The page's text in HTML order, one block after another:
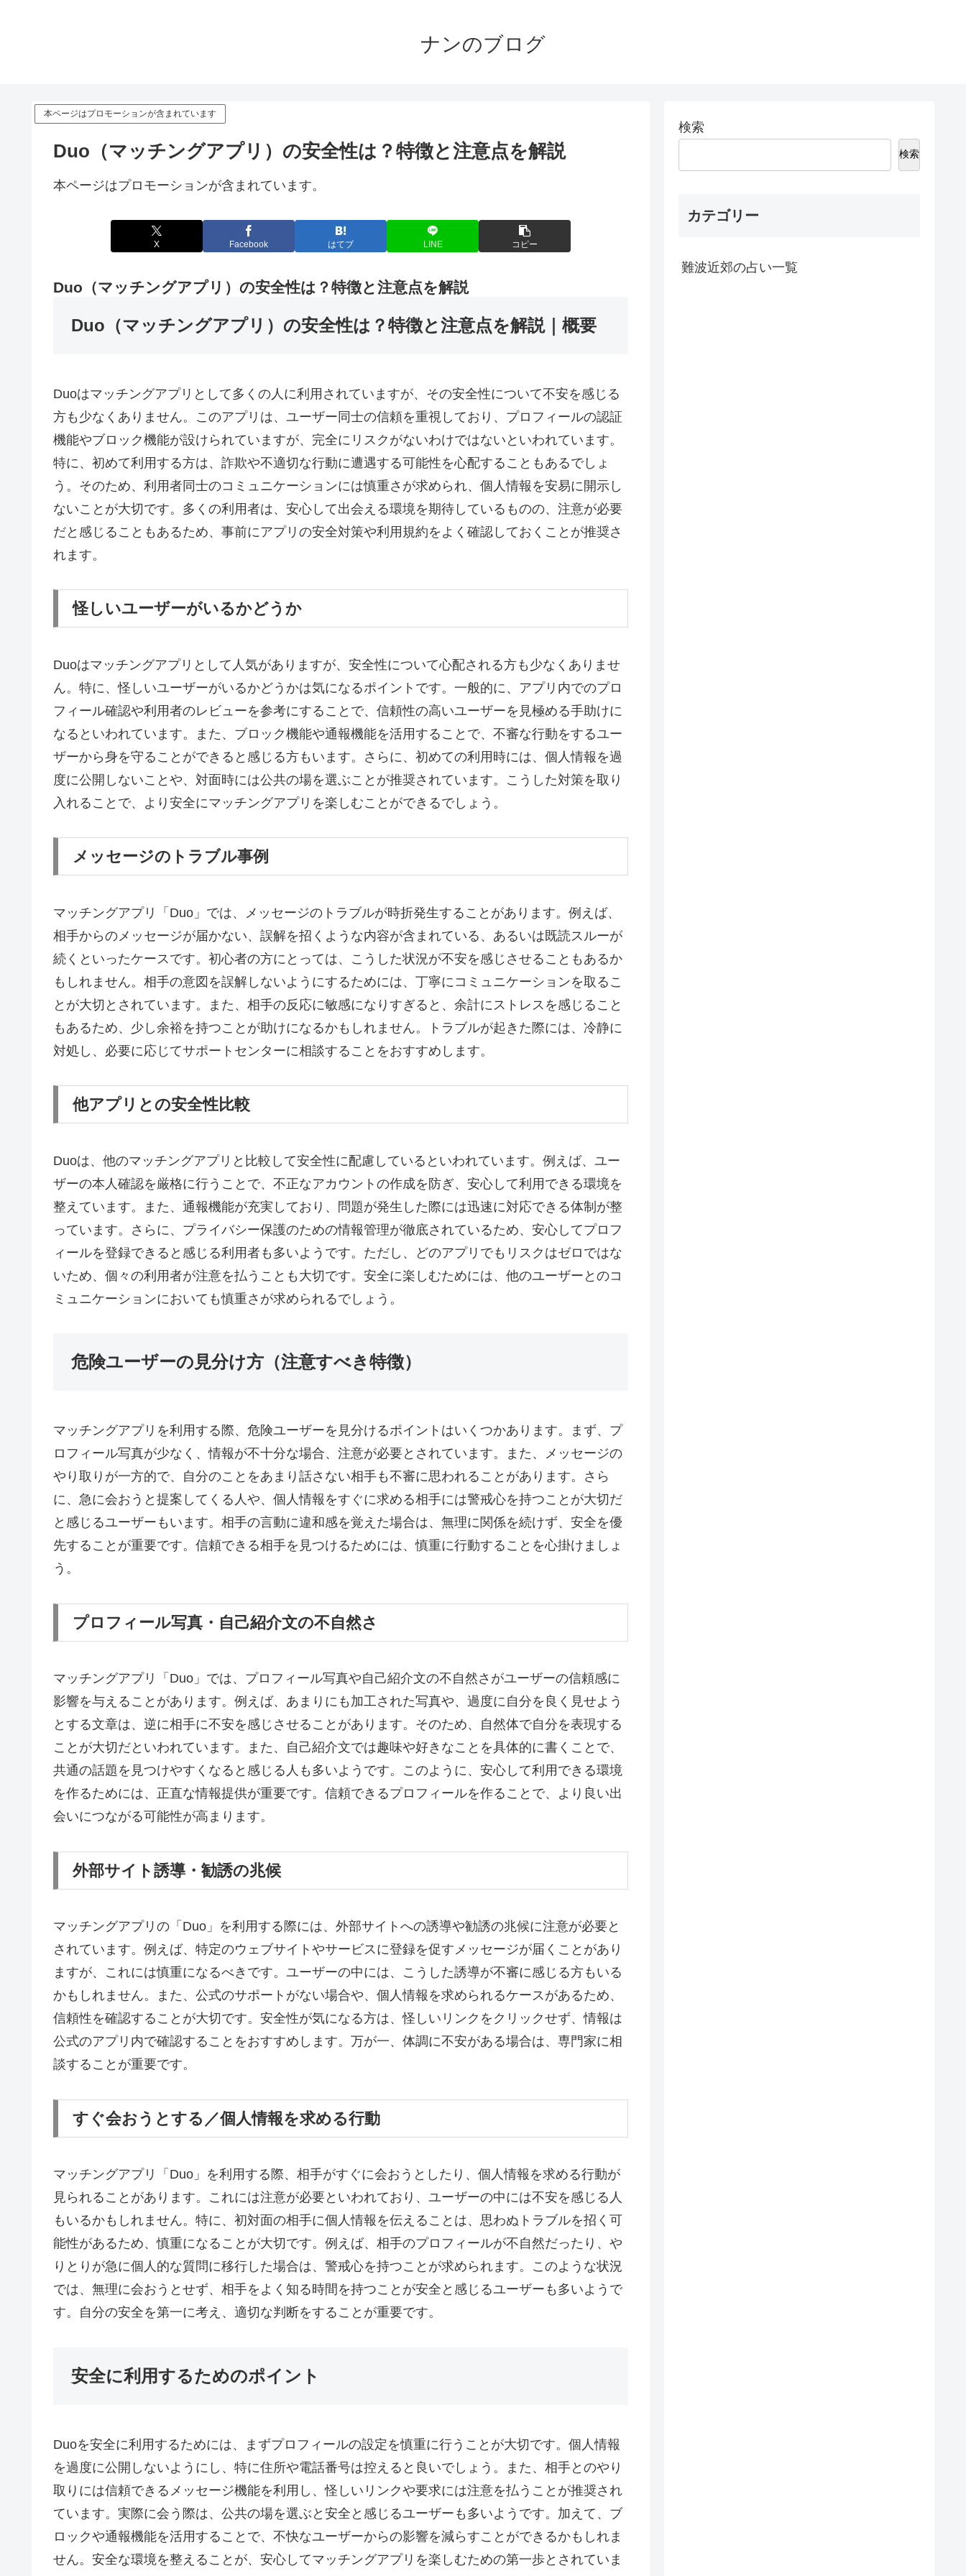
ナンのブログ
本ページはプロモーションが含まれています
Duo（マッチングアプリ）の安全性は？特徴と注意点を解説
本ページはプロモーションが含まれています。
X Facebook はてブ LINE コピー
Duo（マッチングアプリ）の安全性は？特徴と注意点を解説
Duo（マッチングアプリ）の安全性は？特徴と注意点を解説｜概要
Duoはマッチングアプリとして多くの人に利用されていますが、その安全性について不安を感じる
方も少なくありません。このアプリは、ユーザー同士の信頼を重視しており、プロフィールの認証
機能やブロック機能が設けられていますが、完全にリスクがないわけではないといわれています。
特に、初めて利用する方は、詐欺や不適切な行動に遭遇する可能性を心配することもあるでしょ
う。そのため、利用者同士のコミュニケーションには慎重さが求められ、個人情報を安易に開示し
ないことが大切です。多くの利用者は、安心して出会える環境を期待しているものの、注意が必要
だと感じることもあるため、事前にアプリの安全対策や利用規約をよく確認しておくことが推奨さ
れます。
怪しいユーザーがいるかどうか
Duoはマッチングアプリとして人気がありますが、安全性について心配される方も少なくありませ
ん。特に、怪しいユーザーがいるかどうかは気になるポイントです。一般的に、アプリ内でのプロ
フィール確認や利用者のレビューを参考にすることで、信頼性の高いユーザーを見極める手助けに
なるといわれています。また、ブロック機能や通報機能を活用することで、不審な行動をするユー
ザーから身を守ることができると感じる方もいます。さらに、初めての利用時には、個人情報を過
度に公開しないことや、対面時には公共の場を選ぶことが推奨されています。こうした対策を取り
入れることで、より安全にマッチングアプリを楽しむことができるでしょう。
メッセージのトラブル事例
マッチングアプリ「Duo」では、メッセージのトラブルが時折発生することがあります。例えば、
相手からのメッセージが届かない、誤解を招くような内容が含まれている、あるいは既読スルーが
続くといったケースです。初心者の方にとっては、こうした状況が不安を感じさせることもあるか
もしれません。相手の意図を誤解しないようにするためには、丁寧にコミュニケーションを取るこ
とが大切とされています。また、相手の反応に敏感になりすぎると、余計にストレスを感じること
もあるため、少し余裕を持つことが助けになるかもしれません。トラブルが起きた際には、冷静に
対処し、必要に応じてサポートセンターに相談することをおすすめします。
他アプリとの安全性比較
Duoは、他のマッチングアプリと比較して安全性に配慮しているといわれています。例えば、ユー
ザーの本人確認を厳格に行うことで、不正なアカウントの作成を防ぎ、安心して利用できる環境を
整えています。また、通報機能が充実しており、問題が発生した際には迅速に対応できる体制が整
っています。さらに、プライバシー保護のための情報管理が徹底されているため、安心してプロフ
ィールを登録できると感じる利用者も多いようです。ただし、どのアプリでもリスクはゼロではな
いため、個々の利用者が注意を払うことも大切です。安全に楽しむためには、他のユーザーとのコ
ミュニケーションにおいても慎重さが求められるでしょう。
危険ユーザーの見分け方（注意すべき特徴）
マッチングアプリを利用する際、危険ユーザーを見分けるポイントはいくつかあります。まず、プ
ロフィール写真が少なく、情報が不十分な場合、注意が必要とされています。また、メッセージの
やり取りが一方的で、自分のことをあまり話さない相手も不審に思われることがあります。さら
に、急に会おうと提案してくる人や、個人情報をすぐに求める相手には警戒心を持つことが大切だ
と感じるユーザーもいます。相手の言動に違和感を覚えた場合は、無理に関係を続けず、安全を優
先することが重要です。信頼できる相手を見つけるためには、慎重に行動することを心掛けましょ
う。
プロフィール写真・自己紹介文の不自然さ
マッチングアプリ「Duo」では、プロフィール写真や自己紹介文の不自然さがユーザーの信頼感に
影響を与えることがあります。例えば、あまりにも加工された写真や、過度に自分を良く見せよう
とする文章は、逆に相手に不安を感じさせることがあります。そのため、自然体で自分を表現する
ことが大切だといわれています。また、自己紹介文では趣味や好きなことを具体的に書くことで、
共通の話題を見つけやすくなると感じる人も多いようです。このように、安心して利用できる環境
を作るためには、正直な情報提供が重要です。信頼できるプロフィールを作ることで、より良い出
会いにつながる可能性が高まります。
外部サイト誘導・勧誘の兆候
マッチングアプリの「Duo」を利用する際には、外部サイトへの誘導や勧誘の兆候に注意が必要と
されています。例えば、特定のウェブサイトやサービスに登録を促すメッセージが届くことがあり
ますが、これには慎重になるべきです。ユーザーの中には、こうした誘導が不審に感じる方もいる
かもしれません。また、公式のサポートがない場合や、個人情報を求められるケースがあるため、
信頼性を確認することが大切です。安全性が気になる方は、怪しいリンクをクリックせず、情報は
公式のアプリ内で確認することをおすすめします。万が一、体調に不安がある場合は、専門家に相
談することが重要です。
すぐ会おうとする／個人情報を求める行動
マッチングアプリ「Duo」を利用する際、相手がすぐに会おうとしたり、個人情報を求める行動が
見られることがあります。これには注意が必要といわれており、ユーザーの中には不安を感じる人
もいるかもしれません。特に、初対面の相手に個人情報を伝えることは、思わぬトラブルを招く可
能性があるため、慎重になることが大切です。例えば、相手のプロフィールが不自然だったり、や
りとりが急に個人的な質問に移行した場合は、警戒心を持つことが求められます。このような状況
では、無理に会おうとせず、相手をよく知る時間を持つことが安全と感じるユーザーも多いようで
す。自分の安全を第一に考え、適切な判断をすることが重要です。
安全に利用するためのポイント
Duoを安全に利用するためには、まずプロフィールの設定を慎重に行うことが大切です。個人情報
を過度に公開しないようにし、特に住所や電話番号は控えると良いでしょう。また、相手とのやり
取りには信頼できるメッセージ機能を利用し、怪しいリンクや要求には注意を払うことが推奨され
ています。実際に会う際は、公共の場を選ぶと安全と感じるユーザーも多いようです。加えて、ブ
ロックや通報機能を活用することで、不快なユーザーからの影響を減らすことができるかもしれま
せん。安全な環境を整えることが、安心してマッチングアプリを楽しむための第一歩とされていま
検索
検索
カテゴリー
難波近郊の占い一覧